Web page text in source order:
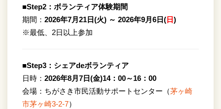
■Step2：ボランティア体験期間
期間： 2026年7月21日(火) ～ 2026年9月6日( 日)
※最低、2日以上参加
■Step3：シェアdeボランティア
日時： 2026年8月7日(金)14：00～16：00
会場：ちがさき市民活動サポートセンター（茅ヶ崎
市茅ヶ崎3-2-7）